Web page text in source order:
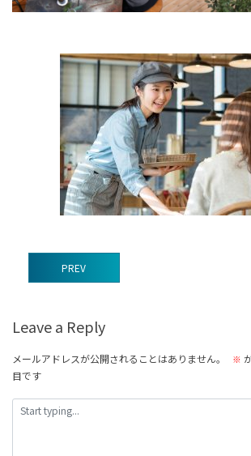
後
記
事
へ
の
PREV
Leave a Reply
メールアドレスが公開されることはありません。 ※
目です